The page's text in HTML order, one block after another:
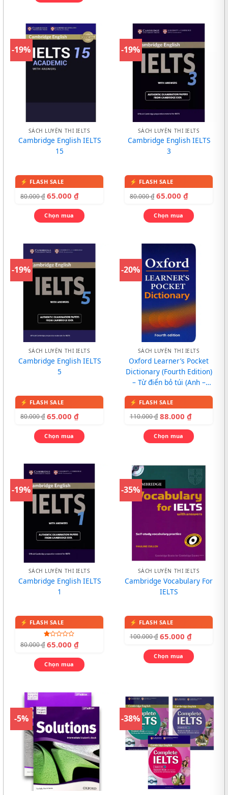
-19%
SÁCH LUYỆN THI IELTS
Cambridge English IELTS
15
80.000₫ 65.000 ₫
Chọn mua
-19%
SÁCH LUYỆN THI IELTS
Cambridge English IELTS
3
80.000₫ 65.000 ₫
Chọn mua
-19%
SÁCH LUYỆN THI IELTS
Cambridge English IELTS
5
80.000₫ 65.000 ₫
Chọn mua
-20%
SÁCH LUYỆN THI IELTS
Oxford Learner’s Pocket
Dictionary (Fourth Edition)
– Từ điển bỏ túi (Anh –
110.000₫ 88.000 ₫
Chọn mua
-19%
SÁCH LUYỆN THI IELTS
Cambridge English IELTS
1
Được
xếp
1.00
5
sao
80.000₫ 65.000 ₫
Chọn mua
-35%
SÁCH LUYỆN THI IELTS
Cambridge Vocabulary For
IELTS
100.000₫ 65.000 ₫
Chọn mua
-5% -38%